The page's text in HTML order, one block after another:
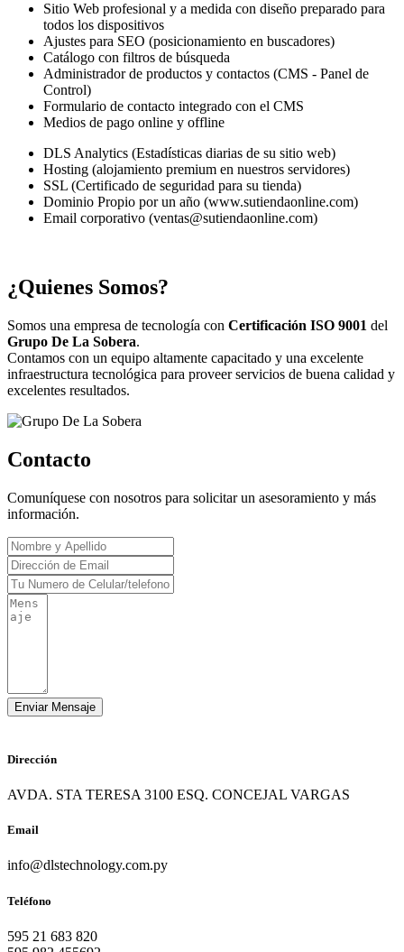
Sitio Web profesional y a medida con diseño preparado para
todos los dispositivos
Ajustes para SEO (posicionamiento en buscadores)
Catálogo con filtros de búsqueda
Administrador de productos y contactos (CMS - Panel de
Control)
Formulario de contacto integrado con el CMS
Medios de pago online y offline
DLS Analytics (Estadísticas diarias de su sitio web)
Hosting (alojamiento premium en nuestros servidores)
SSL (Certificado de seguridad para su tienda)
Dominio Propio por un año (www.sutiendaonline.com)
Email corporativo (ventas@sutiendaonline.com)
¿Quienes Somos?
Somos una empresa de tecnología con Certificación ISO 9001 del
Grupo De La Sobera.
Contamos con un equipo altamente capacitado y una excelente
infraestructura tecnológica para proveer servicios de buena calidad y
excelentes resultados.
Contacto
Comuníquese con nosotros para solicitar un asesoramiento y más
información.
Dirección
AVDA. STA TERESA 3100 ESQ. CONCEJAL VARGAS
Email
info@dlstechnology.com.py
Teléfono
595 21 683 820